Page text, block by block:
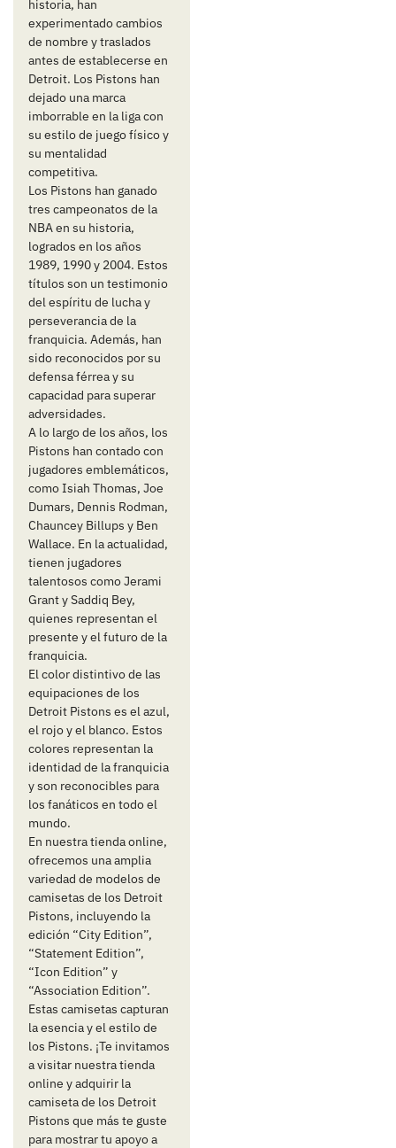
historia, han
experimentado cambios
de nombre y traslados
antes de establecerse en
Detroit. Los Pistons han
dejado una marca
imborrable en la liga con
su estilo de juego físico y
su mentalidad
competitiva.
Los Pistons han ganado
tres campeonatos de la
NBA en su historia,
logrados en los años
1989, 1990 y 2004. Estos
títulos son un testimonio
del espíritu de lucha y
perseverancia de la
franquicia. Además, han
sido reconocidos por su
defensa férrea y su
capacidad para superar
adversidades.
A lo largo de los años, los
Pistons han contado con
jugadores emblemáticos,
como Isiah Thomas, Joe
Dumars, Dennis Rodman,
Chauncey Billups y Ben
Wallace. En la actualidad,
tienen jugadores
talentosos como Jerami
Grant y Saddiq Bey,
quienes representan el
presente y el futuro de la
franquicia.
El color distintivo de las
equipaciones de los
Detroit Pistons es el azul,
el rojo y el blanco. Estos
colores representan la
identidad de la franquicia
y son reconocibles para
los fanáticos en todo el
mundo.
En nuestra tienda online,
ofrecemos una amplia
variedad de modelos de
camisetas de los Detroit
Pistons, incluyendo la
edición “City Edition”,
“Statement Edition”,
“Icon Edition” y
“Association Edition”.
Estas camisetas capturan
la esencia y el estilo de
los Pistons. ¡Te invitamos
a visitar nuestra tienda
online y adquirir la
camiseta de los Detroit
Pistons que más te guste
para mostrar tu apoyo a